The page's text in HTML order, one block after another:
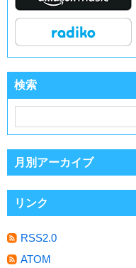
検索
月別アーカイブ
リンク
RSS2.0
ATOM